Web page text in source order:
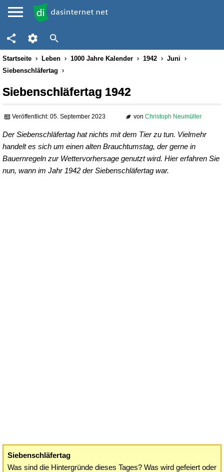
Startseite Leben 1000 Jahre Kalender 1942
Juni
Siebenschläfertag
Siebenschläfertag 1942
Veröffentlicht: 05. September 2023 von Christoph Neumüller
Der Siebenschläfertag hat nichts mit dem Tier zu tun. Vielmehr
handelt es sich um einen alten Brauchtumstag, der gerne in
Bauernregeln zur Wettervorhersage genutzt wird. Hier erfahren Sie
nun, wann im Jahr 1942 der Siebenschläfertag war.
Siebenschläfertag
Was sind die Hintergründe dieses Tages? Was wird gefeiert oder